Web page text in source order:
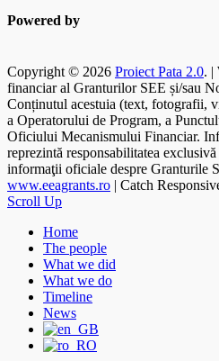
Powered by
Copyright © 2026 Proiect Pata 2.0. |
financiar al Granturilor SEE și/sau
Conținutul acestuia (text, fotografii,
a Operatorului de Program, a
Oficiului Mecanismului Financiar.
reprezintă responsabilitatea
informaţii oficiale despre Granturile
www.eeagrants.ro | Catch
Scroll Up
Home
The people
What we did
What we do
Timeline
News